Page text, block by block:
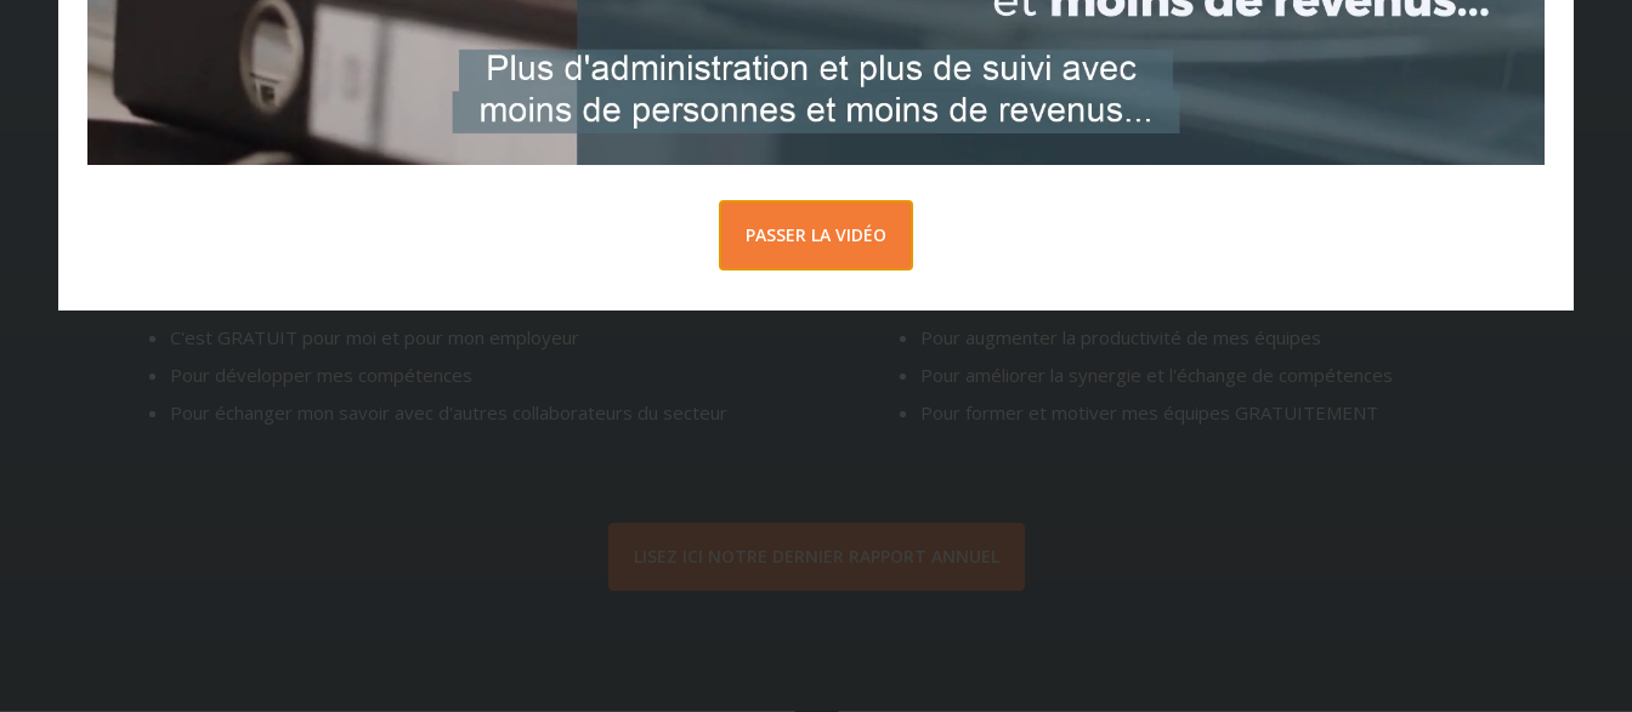
PASSER LA VIDÉO
EN SAVOIR PLUS EN SAVOIR PLUS
C'est GRATUIT pour moi et pour mon employeur
Pour développer mes compétences
Pour échanger mon savoir avec d'autres collaborateurs du secteur
Pour augmenter la productivité de mes équipes
Pour améliorer la synergie et l'échange de compétences
Pour former et motiver mes équipes GRATUITEMENT
LISEZ ICI NOTRE DERNIER RAPPORT ANNUEL